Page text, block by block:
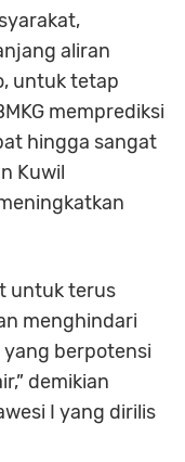
aliran
untuk tetap
memprediksi
hingga sangat
Kuwil
untuk terus
menghindari
berpotensi
demikian
I yang dirilis